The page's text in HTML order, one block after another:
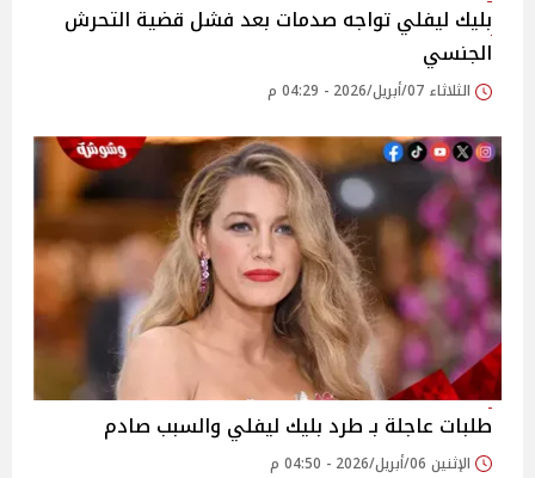
بليك ليفلي تواجه صدمات بعد فشل قضية التحرش
الجنسي
الثلاثاء 07/أبريل/2026 - 04:29 م
طلبات عاجلة بـ طرد بليك ليفلي والسبب صادم
الإثنين 06/أبريل/2026 - 04:50 م